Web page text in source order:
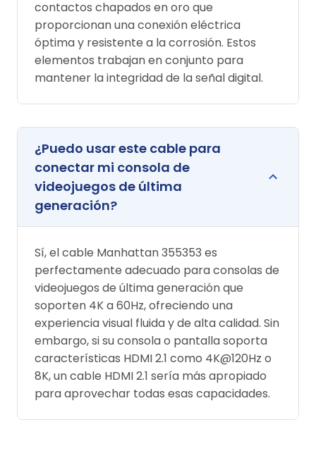
contactos chapados en oro que
proporcionan una conexión eléctrica
óptima y resistente a la corrosión. Estos
elementos trabajan en conjunto para
mantener la integridad de la señal digital.
¿Puedo usar este cable para
conectar mi consola de
videojuegos de última
generación?
Sí, el cable Manhattan 355353 es
perfectamente adecuado para consolas de
videojuegos de última generación que
soporten 4K a 60Hz, ofreciendo una
experiencia visual fluida y de alta calidad. Sin
embargo, si su consola o pantalla soporta
características HDMI 2.1 como 4K@120Hz o
8K, un cable HDMI 2.1 sería más apropiado
para aprovechar todas esas capacidades.